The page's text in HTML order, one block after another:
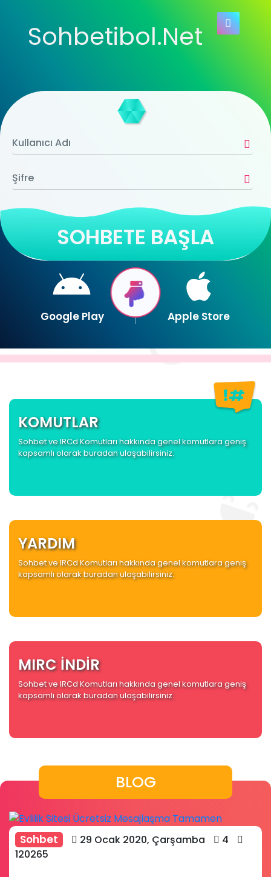
Sohbetibol.Net
SOHBETE BAŞLA
Google Play Apple Store
KOMUTLAR
Sohbet ve IRCd Komutları hakkında genel komutlara geniş
kapsamlı olarak buradan ulaşabilirsiniz.
YARDIM
Sohbet ve IRCd Komutları hakkında genel komutlara geniş
kapsamlı olarak buradan ulaşabilirsiniz.
MIRC İNDİR
Sohbet ve IRCd Komutları hakkında genel komutlara geniş
kapsamlı olarak buradan ulaşabilirsiniz.
BLOG
Sohbet 29 Ocak 2020, Çarşamba
4
120265